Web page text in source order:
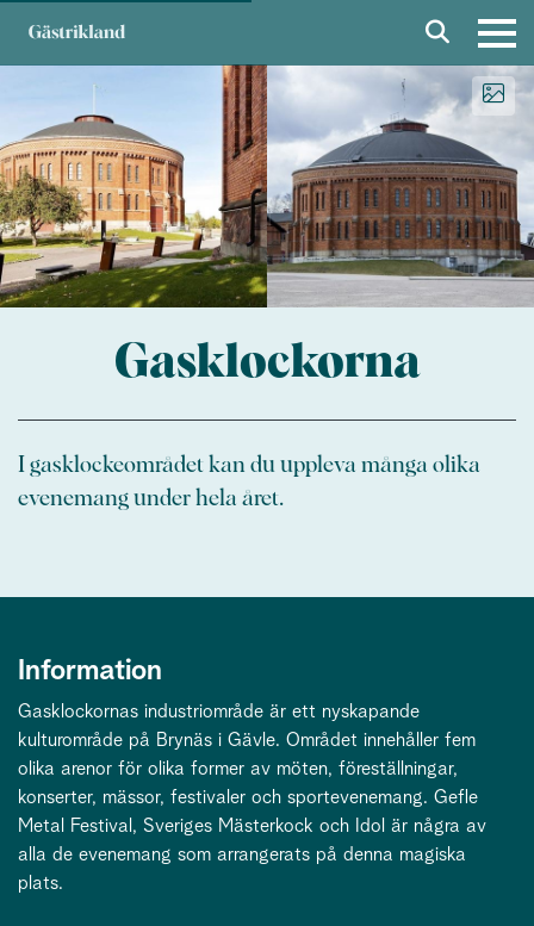
Gasklockorna
I gasklockeområdet kan du uppleva många olika
evenemang under hela året.
Information
Gasklockornas industriområde är ett nyskapande
kulturområde på Brynäs i Gävle. Området innehåller fem
olika arenor för olika former av möten, föreställningar,
konserter, mässor, festivaler och sportevenemang. Gefle
Metal Festival, Sveriges Mästerkock och Idol är några av
alla de evenemang som arrangerats på denna magiska
plats.